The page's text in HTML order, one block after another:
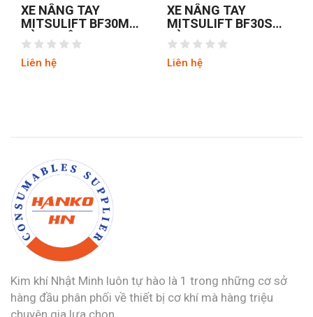
XE NÂNG TAY
MITSULIFT BF30M
CÀNG RỘNG
Liên hệ
XE NÂNG TAY
MITSULIFT BF30S
CÀNG HẸP
Liên hệ
Kim khí Nhật Minh luôn tự hào là 1 trong những cơ sở
hàng đầu phân phối về thiết bị cơ khí mà hàng triệu